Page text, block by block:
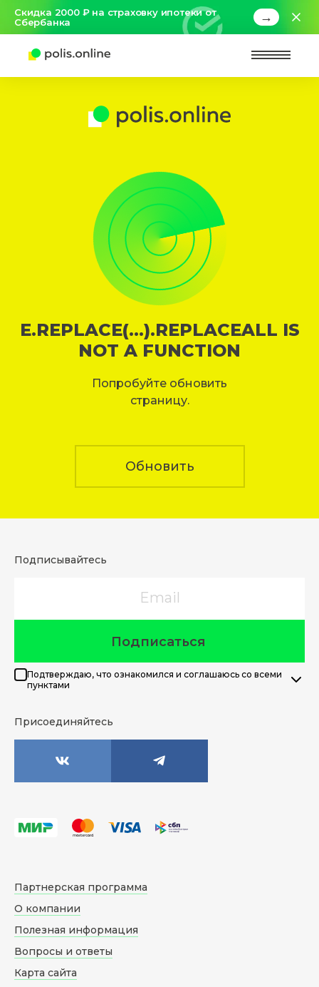
Скидка 2000 ₽ на страховку ипотеки от
Сбербанка
→
E.REPLACE(...).REPLACEALL IS
NOT A FUNCTION
Попробуйте обновить
страницу.
Обновить
Подписывайтесь
Подписаться
Подтверждаю, что ознакомился и соглашаюсь со всеми
пунктами
Присоединяйтесь
Партнерская программа
О компании
Полезная информация
Вопросы и ответы
Карта сайта